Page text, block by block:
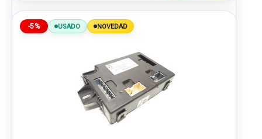
-5% USADO NOVEDAD